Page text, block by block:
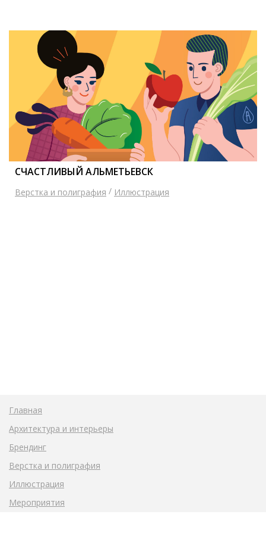
СЧАСТЛИВЫЙ АЛЬМЕТЬЕВСК
Верстка и полиграфия / Иллюстрация
Главная
Архитектура и интерьеры
Брендинг
Верстка и полиграфия
Иллюстрация
Мероприятия